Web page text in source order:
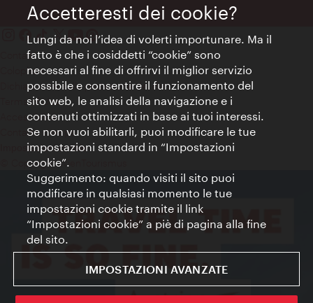
Contatti
Colophon
Dichiarazione sulla protezione dei dati
Terms of Use
Accessibilità
Contatto stampa
Impostazioni cookie
© Copyright WienTourismus
Accetteresti dei cookie?
Lungi da noi l’idea di volerti importunare. Ma il
fatto è che i cosiddetti “cookie” sono
necessari al fine di offrirvi il miglior servizio
possibile e consentire il funzionamento del
sito web, le analisi della navigazione e i
contenuti ottimizzati in base ai tuoi interessi.
Se non vuoi abilitarli, puoi modificare le tue
impostazioni standard in “Impostazioni
cookie”.
Suggerimento: quando visiti il sito puoi
modificare in qualsiasi momento le tue
impostazioni cookie tramite il link
“Impostazioni cookie” a piè di pagina alla fine
del sito.
IMPOSTAZIONI AVANZATE